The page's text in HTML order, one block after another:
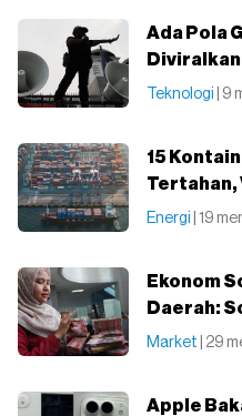
Ada Pola
Teknologi | 9
15
Tertahan,
Energi | 19
Ekonom
Daerah:
Market | 29
Apple